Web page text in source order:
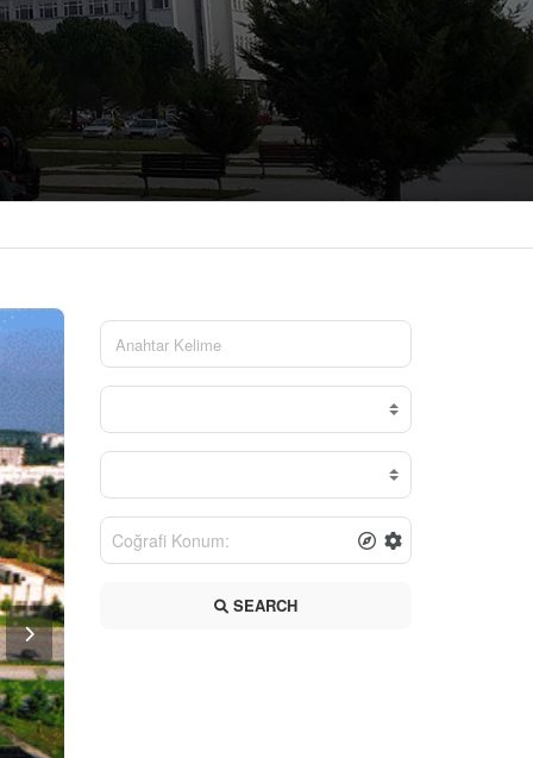
SEARCH